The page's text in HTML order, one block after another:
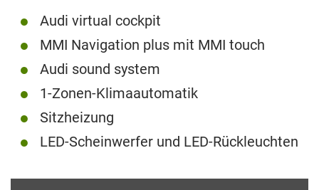
Audi virtual cockpit
MMI Navigation plus mit MMI touch
Audi sound system
1-Zonen-Klimaautomatik
Sitzheizung
LED-Scheinwerfer und LED-Rückleuchten